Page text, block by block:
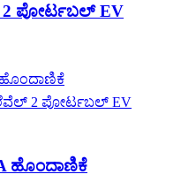
2 ಪೋರ್ಟಬಲ್ EV
ಹೊಂದಾಣಿಕೆ